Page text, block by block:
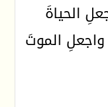
الحياةَ
الموتَ